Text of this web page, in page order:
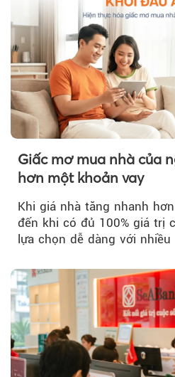
Giấc mơ mua nhà của
hơn một khoản vay
Khi giá nhà tăng nhanh
đến khi có đủ 100% giá trị
lựa chọn dễ dàng với